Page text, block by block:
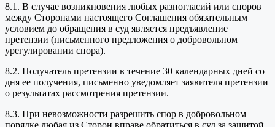
8.1. В случае возникновения любых разногласий или споров
между Сторонами настоящего Соглашения обязательным
условием до обращения в суд является предъявление
претензии (письменного предложения о добровольном
урегулировании спора).
8.2. Получатель претензии в течение 30 календарных дней со
дня ее получения, письменно уведомляет заявителя претензии
о результатах рассмотрения претензии.
8.3. При невозможности разрешить спор в добровольном
порядке любая из Сторон вправе обратиться в суд за защитой